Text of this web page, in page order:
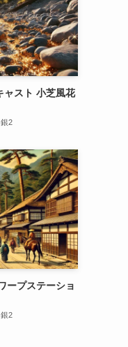
ャスト 小芝風花
2
ープステーショ
2